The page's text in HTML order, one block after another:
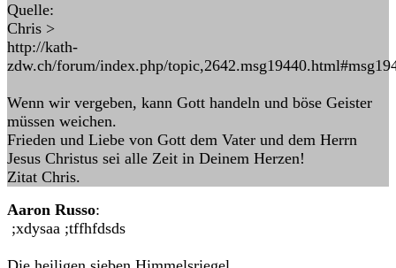
Quelle:
Chris >
http://kath-
zdw.ch/forum/index.php/
Wenn wir vergeben, kann Gott handeln und böse Geister
müssen weichen.
Frieden und Liebe von Gott dem Vater und dem Herrn
Jesus Christus sei alle Zeit in Deinem Herzen!
Zitat Chris.
Aaron Russo:
;xdysaa ;tffhfdsds